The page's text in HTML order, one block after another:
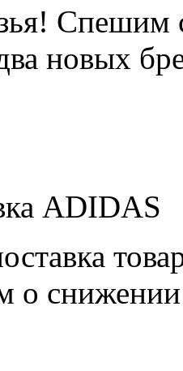
Спешим
новых
ADIDAS
о